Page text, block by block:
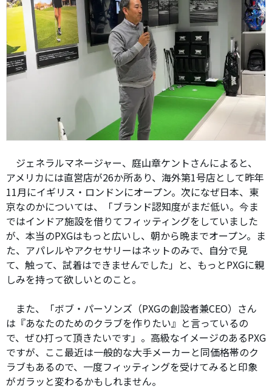
ジェネラルマネージャー、庭山章ケントさんによると、
アメリカには直営店が26か所あり、海外第1号店として昨年
11月にイギリス・ロンドンにオープン。次になぜ日本、東
京なのかについては、「ブランド認知度がまだ低い。今ま
ではインドア施設を借りてフィッティングをしていました
が、本当のPXGはもっと広いし、朝から晩までオープン。ま
た、アパレルやアクセサリーはネットのみで、自分で見
て、触って、試着はできませんでした」と、もっとPXGに親
しみを持って欲しいとのこと。
また、「ボブ・パーソンズ（PXGの創設者兼CEO）さん
は『あなたのためのクラブを作りたい』と言っているの
で、ぜひ打って頂きたいです」。高級なイメージのあるPXG
ですが、ここ最近は一般的な大手メーカーと同価格帯のク
ラブもあるので、一度フィッティングを受けてみると印象
がガラッと変わるかもしれません。